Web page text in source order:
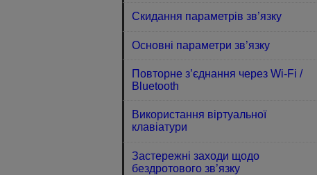
Скидання параметрів зв’язку
Основні параметри зв’язку
Повторне з’єднання через Wi-Fi /
Bluetooth
Використання віртуальної
клавіатури
Застережні заходи щодо
бездротового зв’язку